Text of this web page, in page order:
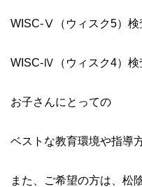
WISC-Ⅴ（ウィスク5）検
WISC-Ⅳ（ウィスク4）検
お子さんにとっての
ベストな教育環境や指導
また、ご希望の方は、